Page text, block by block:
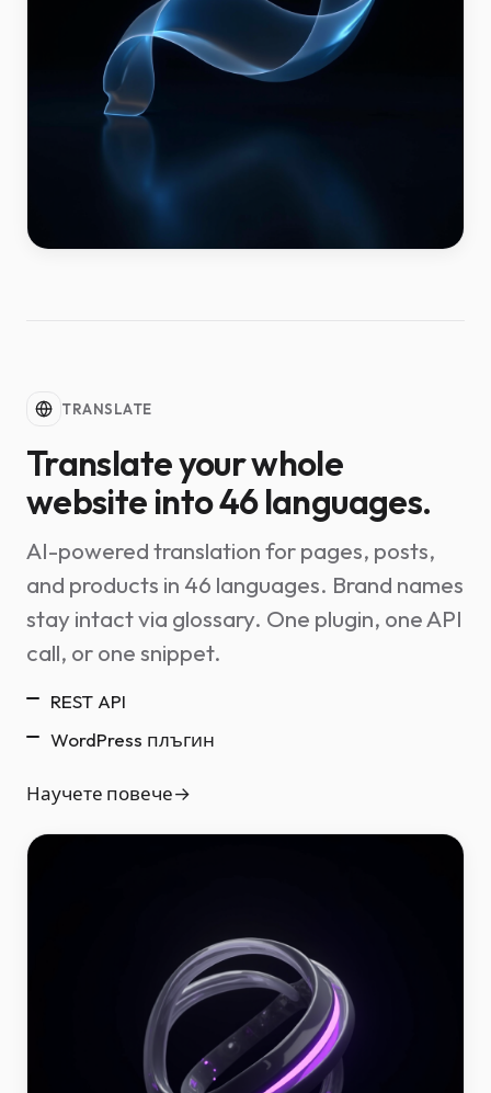
TRANSLATE
Translate your whole
website into 46 languages.
AI-powered translation for pages, posts,
and products in 46 languages. Brand names
stay intact via glossary. One plugin, one API
call, or one snippet.
REST API
WordPress плъгин
Научете повече